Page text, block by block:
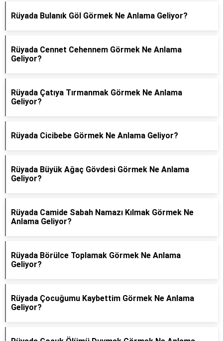
Rüyada Bulanık Göl Görmek Ne Anlama Geliyor?
Rüyada Cennet Cehennem Görmek Ne Anlama
Geliyor?
Rüyada Çatıya Tırmanmak Görmek Ne Anlama
Geliyor?
Rüyada Cicibebe Görmek Ne Anlama Geliyor?
Rüyada Büyük Ağaç Gövdesi Görmek Ne Anlama
Geliyor?
Rüyada Camide Sabah Namazı Kılmak Görmek Ne
Anlama Geliyor?
Rüyada Börülce Toplamak Görmek Ne Anlama
Geliyor?
Rüyada Çocuğumu Kaybettim Görmek Ne Anlama
Geliyor?